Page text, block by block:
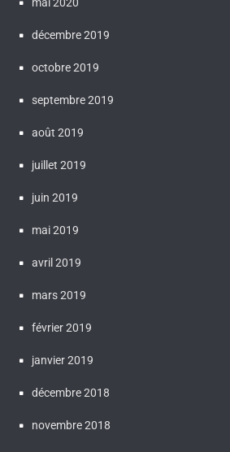
décembre 2019
octobre 2019
septembre 2019
août 2019
juillet 2019
juin 2019
mai 2019
avril 2019
mars 2019
février 2019
janvier 2019
décembre 2018
novembre 2018